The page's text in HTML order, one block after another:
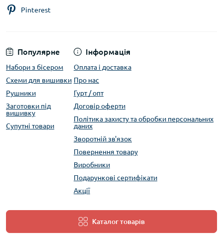
Популярне
Набори з бісером
Схеми для вишивки
Рушники
Заготовки під
вишивку
Супутні товари
Інформація
Оплата і доставка
Про нас
Гурт / опт
Договір оферти
Політика захисту та обробки персональних
даних
Зворотній зв'язок
Повернення товару
Виробники
Подарункові сертифікати
Акції
Каталог товарів
Pinterest